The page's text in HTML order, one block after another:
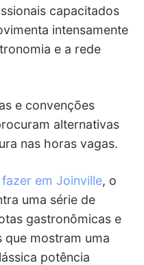
capacitados
intensamente
e a rede
e convenções
alternativas
nas horas vagas.
em Joinville, o
uma série de
gastronômicas e
que mostram uma
potência